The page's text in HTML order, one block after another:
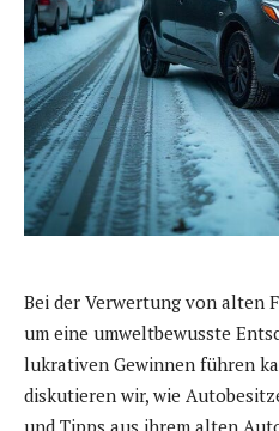
Bei der Verwertung von alten
um eine umweltbewusste
lukrativen Gewinnen führen
diskutieren wir, wie